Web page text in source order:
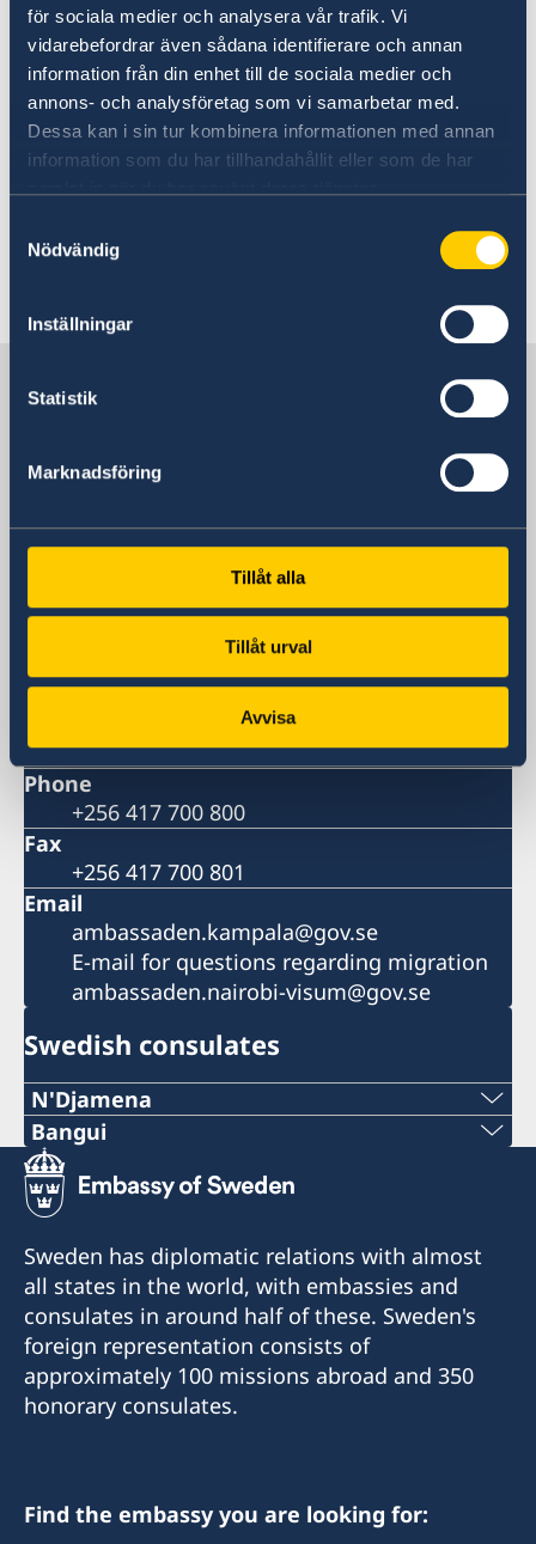
för sociala medier och analysera vår trafik. Vi
vidarebefordrar även sådana identifierare och annan
information från din enhet till de sociala medier och
annons- och analysföretag som vi samarbetar med.
Dessa kan i sin tur kombinera informationen med annan
information som du har tillhandahållit eller som de har
Nödvändig
Inställningar
Statistik
Marknadsföring
Tillåt alla
Tillåt urval
Avvisa
10 May 2019
AirQO awarded
16 Jan 2019
work in Sweden
« 1 2 ...
Sweden in Uganda
Embassy
Embassy of Sweden
Kampala
24 Lumumba Avenue, Nakasero
Uganda
Phone
+256 417 700 800
Fax
+256 417 700 801
Email
ambassaden.kampala@gov.se
E-mail for questions regarding migration
ambassaden.nairobi-visum@gov.se
Swedish consulates
N'Djamena
Telephone 1:
+235 63 74 88 49
+235 66 30 67 41
E-mail:
sddurand@hotmail.fr
Postal address: Consulat de Suède, B.P. 1935,
Bangui
Telephone:
+236-75510494
E-mail:
c.mararv@gmail.com
Honorary Consul:
Charlotte Mararv
Sweden has diplomatic relations with almost
all states in the world, with embassies and
consulates in around half of these. Sweden's
foreign representation consists of
approximately 100 missions abroad and 350
honorary consulates.
Find the embassy you are looking for: